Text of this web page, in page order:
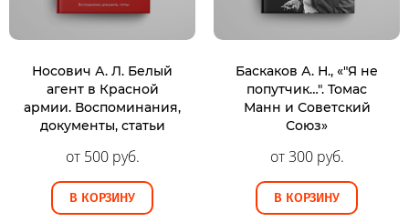
Носович А. Л. Белый
агент в Красной
армии. Воспоминания,
документы, статьи
от 500 руб.
В КОРЗИНУ
Баскаков А. Н., «"Я не
попутчик…". Томас
Манн и Советский
Союз»
от 300 руб.
В КОРЗИНУ